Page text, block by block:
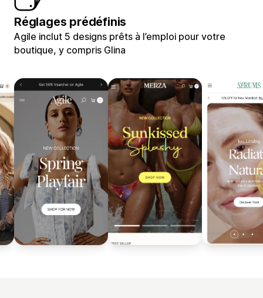
Réglages prédéfinis
Agile inclut 5 designs prêts à l’emploi pour votre
boutique, y compris Glina